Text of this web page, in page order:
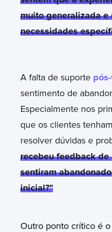
muito generalizada e
necessidades
A falta de suporte
sentimento de
Especialmente nos
que os clientes
resolver dúvidas e
recebeu feedback
sentiram
inicial?"
Outro ponto crítico é